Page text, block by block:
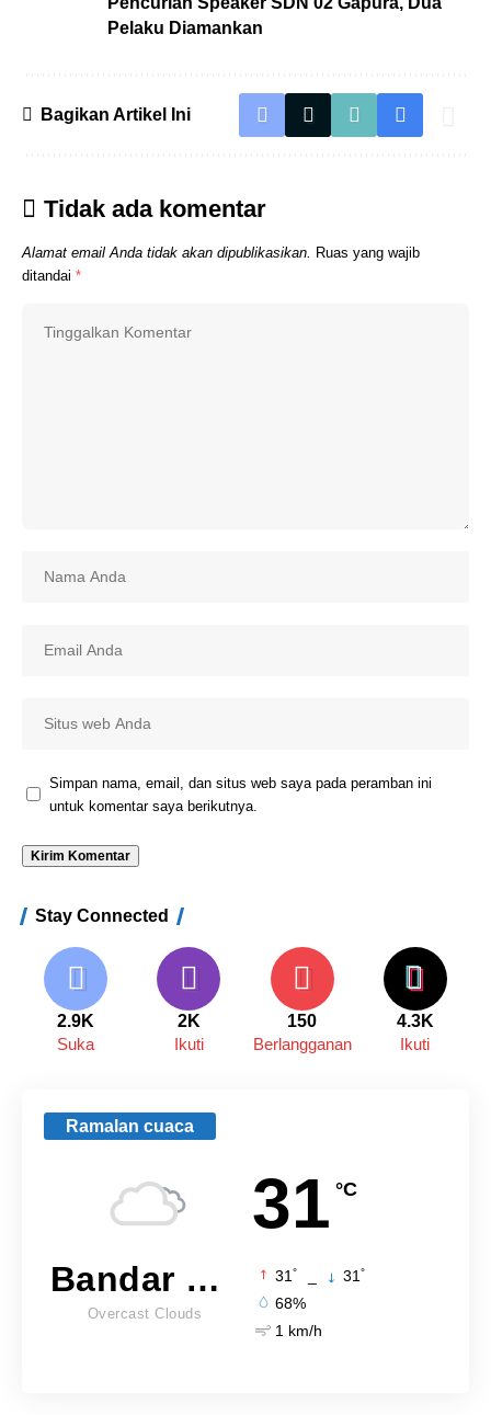
Pelaku Diamankan
Bagikan Artikel Ini
Tidak ada komentar
Alamat email Anda tidak akan dipublikasikan. Ruas yang wajib
ditandai *
Simpan nama, email, dan situs web saya pada peramban ini
untuk komentar saya berikutnya.
Stay Connected
2.9K
Suka
2K
Ikuti
150
Berlangganan
4.3K
Ikuti
Ramalan cuaca
31 °C
Bandar Lampung
Overcast Clouds
31 ° 31 °
68%
1 km/h